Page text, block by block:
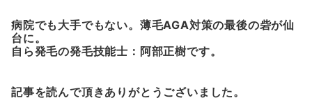
病院でも大手でもない。薄毛AGA対策の最後の砦が仙
台に。
自ら発毛の発毛技能士：阿部正樹です。
記事を読んで頂きありがとうございました。